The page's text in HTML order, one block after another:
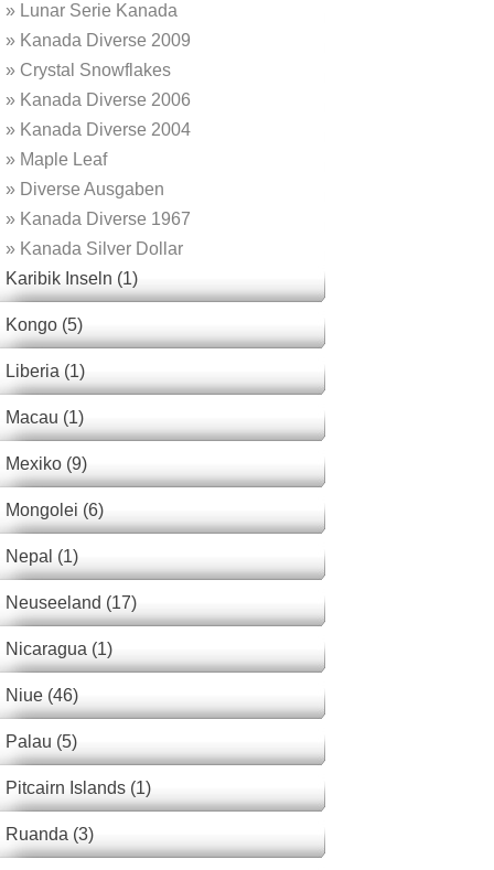
» Lunar Serie Kanada
» Kanada Diverse 2009
» Crystal Snowflakes
» Kanada Diverse 2006
» Kanada Diverse 2004
» Maple Leaf
» Diverse Ausgaben
» Kanada Diverse 1967
» Kanada Silver Dollar
Karibik Inseln (1)
Kongo (5)
Liberia (1)
Macau (1)
Mexiko (9)
Mongolei (6)
Nepal (1)
Neuseeland (17)
Nicaragua (1)
Niue (46)
Palau (5)
Pitcairn Islands (1)
Ruanda (3)